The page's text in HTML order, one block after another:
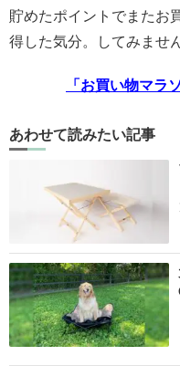
貯めたポイントでまたお
得した気分。してみませ
「お買い物マラ
あわせて読みたい記事